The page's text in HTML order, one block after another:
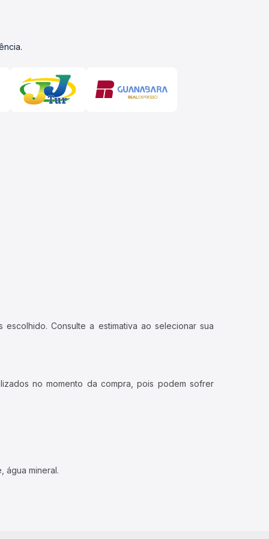
Consulte a estimativa ao selecionar sua
no momento da compra, pois podem sofrer
água mineral.